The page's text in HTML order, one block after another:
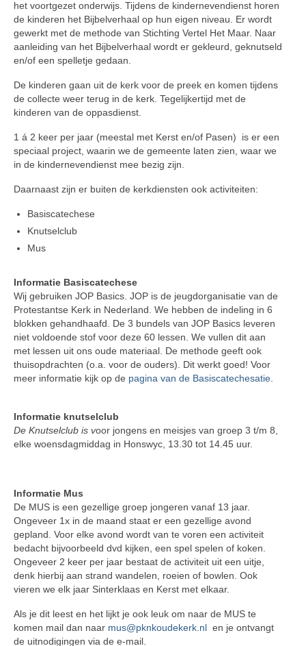
het voortgezet onderwijs. Tijdens de kindernevendienst horen
de kinderen het Bijbelverhaal op hun eigen niveau. Er wordt
gewerkt met de methode van Stichting Vertel Het Maar. Naar
aanleiding van het Bijbelverhaal wordt er gekleurd, geknutseld
en/of een spelletje gedaan.
De kinderen gaan uit de kerk voor de preek en komen tijdens
de collecte weer terug in de kerk. Tegelijkertijd met de
kinderen van de oppasdienst.
1 á 2 keer per jaar (meestal met Kerst en/of Pasen) is er een
speciaal project, waarin we de gemeente laten zien, waar we
in de kindernevendienst mee bezig zijn.
Daarnaast zijn er buiten de kerkdiensten ook activiteiten:
Basiscatechese
Knutselclub
Mus
Informatie Basiscatechese
Wij gebruiken JOP Basics. JOP is de jeugdorganisatie van de
Protestantse Kerk in Nederland. We hebben de indeling in 6
blokken gehandhaafd. De 3 bundels van JOP Basics leveren
niet voldoende stof voor deze 60 lessen. We vullen dit aan
met lessen uit ons oude materiaal. De methode geeft ook
thuisopdrachten (o.a. voor de ouders). Dit werkt goed! Voor
meer informatie kijk op de pagina van de Basiscatechesatie
Informatie knutselclub
De Knutselclub is voor jongens en meisjes van groep 3 t/m 8,
elke woensdagmiddag in Honswyc, 13.30 tot 14.45 uur.
Informatie Mus
De MUS is een gezellige groep jongeren vanaf 13 jaar.
Ongeveer 1x in de maand staat er een gezellige avond
gepland. Voor elke avond wordt van te voren een activiteit
bedacht bijvoorbeeld dvd kijken, een spel spelen of koken.
Ongeveer 2 keer per jaar bestaat de activiteit uit een uitje,
denk hierbij aan strand wandelen, roeien of bowlen. Ook
vieren we elk jaar Sinterklaas en Kerst met elkaar.
Als je dit leest en het lijkt je ook leuk om naar de MUS te
komen mail dan naar mus@pknkoudekerk.nl en je ontvangt
de uitnodigingen via de e-mail.